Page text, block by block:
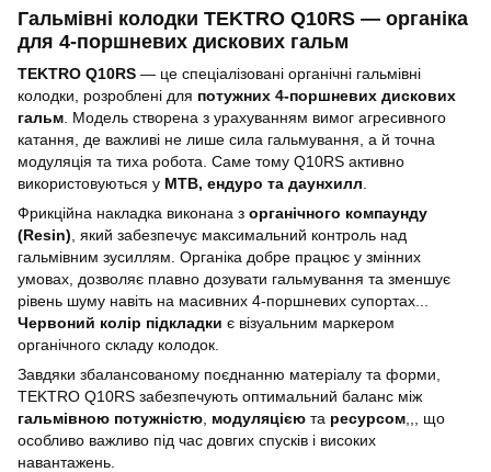
Гальмівні колодки TEKTRO Q10RS — органіка
для 4-поршневих дискових гальм
TEKTRO Q10RS — це спеціалізовані органічні гальмівні
колодки, розроблені для потужних 4-поршневих дискових
гальм . Модель створена з урахуванням вимог агресивного
катання, де важливі не лише сила гальмування, а й точна
модуляція та тиха робота. Саме тому Q10RS активно
використовуються у MTB, ендуро та даунхилл
Фрикційна накладка виконана з органічного компаунду
(Resin) , який забезпечує максимальний контроль над
гальмівним зусиллям. Органіка добре працює у змінних
умовах, дозволяє плавно дозувати гальмування та зменшує
рівень шуму навіть на масивних 4-поршневих супортах...
Червоний колір підкладки є візуальним маркером
органічного складу колодок.
Завдяки збалансованому поєднанню матеріалу та форми,
TEKTRO Q10RS забезпечують оптимальний баланс між
гальмівною потужністю модуляцією та ресурсом ,,, що
особливо важливо під час довгих спусків і високих
навантажень.